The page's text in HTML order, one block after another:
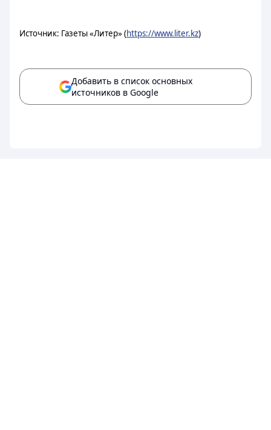
Источник: Газеты «Литер» (https://www.liter.kz)
Добавить в список основных
источников в Google